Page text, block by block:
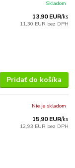
13,90 EUR/ks
11,30 EUR bez DPH
Skladom
Pridať do košíka
15,90 EUR/ks
12,93 EUR bez DPH
Nie je skladom